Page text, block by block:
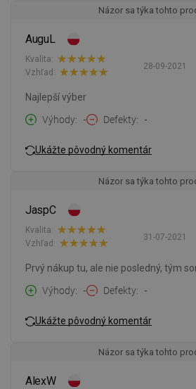
Názor sa týka tohto
AuguL
28-09-2021
Kvalita:
Vzhľad:
Najlepší výber
Výhody
- Defekty -
Ukážte pôvodný komentár
Názor sa týka tohto
JaspC
31-07-2021
Kvalita:
Vzhľad:
Prvý nákup tu, ale nie posledný, tým
Výhody
- Defekty -
Ukážte pôvodný komentár
Názor sa týka tohto
AlexW